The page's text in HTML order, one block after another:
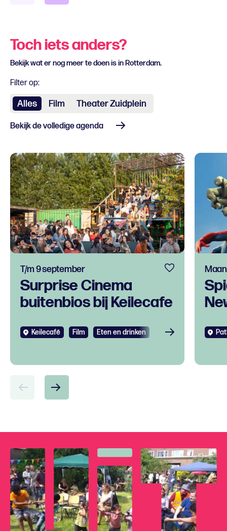
Toch iets anders?
Bekijk wat er nog meer te doen is in Rotterdam.
Filter op:
Alles Film Theater Zuidplein
Bekijk de volledige agenda
Surprise Cinema
buitenbios bij Keilecafe
T/m 9 september
Keilecafé Film Eten en drinken